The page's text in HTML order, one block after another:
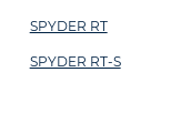
SPYDER RT
SPYDER RT-S